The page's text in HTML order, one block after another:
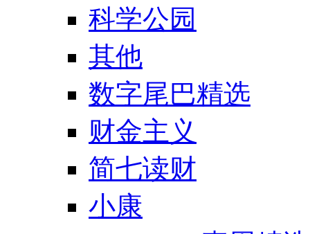
科学公园
其他
数字尾巴精选
财金主义
简七读财
小康